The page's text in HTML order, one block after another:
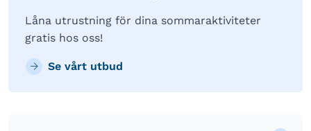
Låna utrustning för dina sommaraktiviteter
gratis hos oss!
Se vårt utbud